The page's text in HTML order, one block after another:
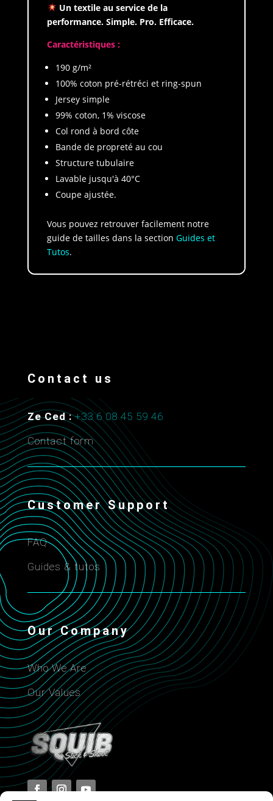
Un textile au service de la
performance. Simple. Pro. Efficace.
Caractéristiques :
190 g/m²
100% coton pré-rétréci et ring-spun
Jersey simple
99% coton, 1% viscose
Col rond à bord côte
Bande de propreté au cou
Structure tubulaire
Lavable jusqu'à 40°C
Coupe ajustée.
Vous pouvez retrouver facilement notre
guide de tailles dans la section Guides et
Tutos.
Contact us
Ze Ced :+33 6 08 45 59 46
Contact form
Customer Support
FAQ
Guides & tutos
Our Company
Who We Are
Our Values